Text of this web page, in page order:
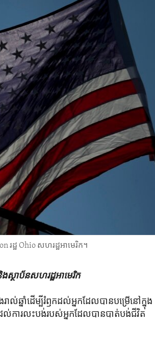
រដ្ឋ Ohio សហរដ្ឋ​អាមេរិក។
ស្ថាប័ន​សហរដ្ឋ​អាមេរិក
ាល់​ឆ្នាំ​ដើម្បី​រំឭក​ដល់​អ្នក​ដែល​បាន​បម្រើ​នៅ​ក្នុង​
ល់​ការលះបង់​របស់​អ្នក​ដែល​បាន​បាត់បង់​ជីវិត​